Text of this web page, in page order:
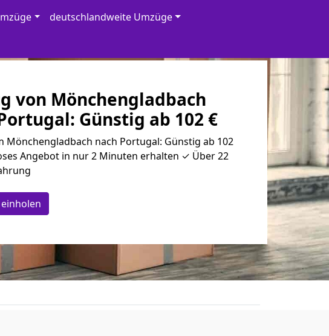
deutschlandweite Umzüge
von Mönchen­gladbach
Günstig ab 102 €
Mönchen­gladbach nach Portugal: Günstig ab 102
Angebot in nur 2 Minuten erhalten ✓ Über 22